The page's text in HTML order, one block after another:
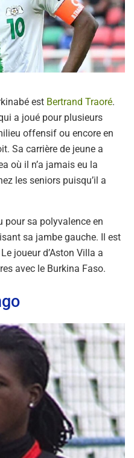
est Bertrand Traoré.
a joué pour plusieurs
offensif ou encore en
Sa carrière de jeune a
où il n’a jamais eu la
les seniors puisqu’il a
pour sa polyvalence en
sa jambe gauche. Il est
joueur d’Aston Villa a
avec le Burkina Faso.